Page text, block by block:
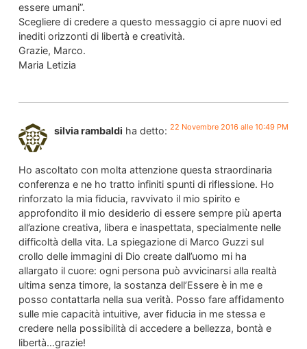
essere umani”.
Scegliere di credere a questo messaggio ci apre nuovi ed
inediti orizzonti di libertà e creatività.
Grazie, Marco.
Maria Letizia
silvia rambaldi ha detto: 22 Novembre 2016 alle 10:49 PM
Ho ascoltato con molta attenzione questa straordinaria
conferenza e ne ho tratto infiniti spunti di riflessione. Ho
rinforzato la mia fiducia, ravvivato il mio spirito e
approfondito il mio desiderio di essere sempre più aperta
all’azione creativa, libera e inaspettata, specialmente nelle
difficoltà della vita. La spiegazione di Marco Guzzi sul
crollo delle immagini di Dio create dall’uomo mi ha
allargato il cuore: ogni persona può avvicinarsi alla realtà
ultima senza timore, la sostanza dell’Essere è in me e
posso contattarla nella sua verità. Posso fare affidamento
sulle mie capacità intuitive, aver fiducia in me stessa e
credere nella possibilità di accedere a bellezza, bontà e
libertà…grazie!